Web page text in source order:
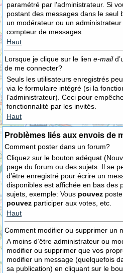
paramétré par l’administrateur. Si
postant des messages dans le seul
un modérateur ou un
compteur de messages.
Haut
Lorsque je clique sur le lien e-mail
de me connecter?
Seuls les utilisateurs enregistrés
via le formulaire intégré (si la
l’administrateur). Ceci pour
fonctionnalité par les invités.
Haut
Problèmes liés aux envois de
Comment poster dans un forum?
Cliquez sur le bouton adéquat
page du forum ou des sujets. Il se
d’être enregistré pour écrire un
disponibles est affichée en bas des
sujets, exemple: Vous pouvez
pouvez participer aux votes, etc.
Haut
Comment modifier ou supprimer un
A moins d’être administrateur ou
modifier ou supprimer que vos
modifier un message (quelquefois
sa publication) en cliquant sur le